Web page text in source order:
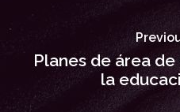
Planes de área
la